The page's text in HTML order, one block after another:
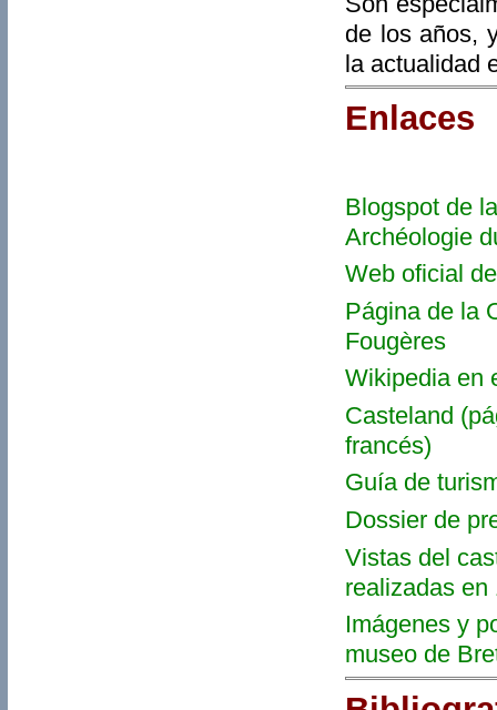
de los años,
la actualidad
Enlaces
Blogspot de
Archéologie
Web oficial
Página de la
Fougères
Wikipedia en
Casteland
francés)
Guía de
Dossier de
Vistas del
realizadas
Imágenes y
museo de